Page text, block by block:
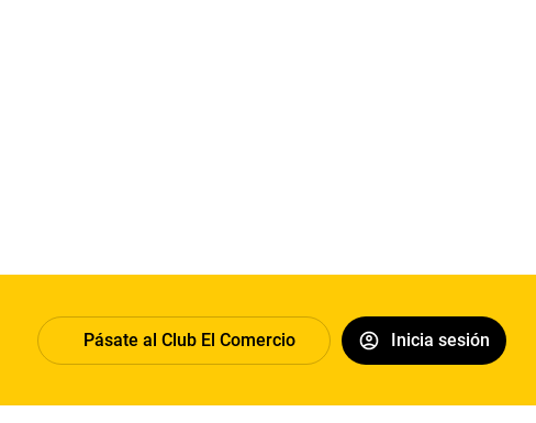
Pásate al Club El Comercio Inicia sesión